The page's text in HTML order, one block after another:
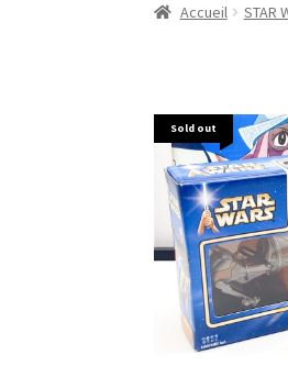
Accueil STAR
Sold out